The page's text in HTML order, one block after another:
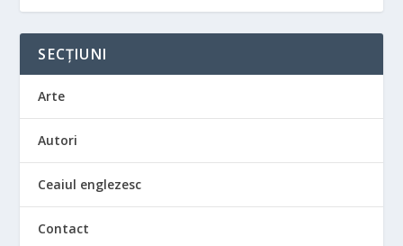
SECȚIUNI
Arte
Autori
Ceaiul englezesc
Contact